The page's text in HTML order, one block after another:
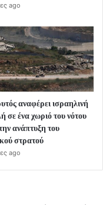
ago
αναφέρει ισραηλινή
σε ένα χωριό του νότου
ανάπτυξη του
στρατού
ago